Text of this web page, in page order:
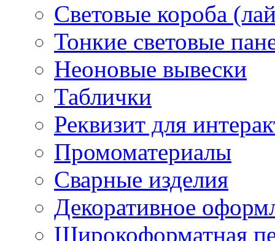
Световые короба
Тонкие световые
Неоновые вывески
Таблички
Реквизит для
Промоматериалы
Сварные изделия
Декоративное
Широкоформатная